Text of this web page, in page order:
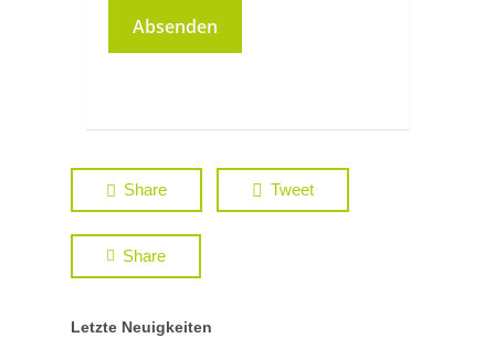
Share Tweet
Share
Letzte Neuigkeiten